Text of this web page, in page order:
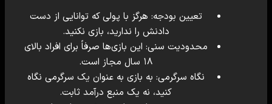
تعیین بودجه: هرگز با پولی که توانایی از دست
دادنش را ندارید، بازی نکنید.
محدودیت سنی: این بازی‌ها صرفاً برای افراد بالای
۱۸ سال مجاز است.
نگاه سرگرمی: به بازی به عنوان یک سرگرمی نگاه
کنید، نه یک منبع درآمد ثابت.